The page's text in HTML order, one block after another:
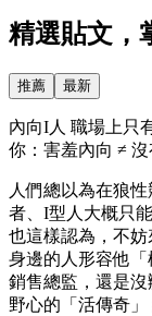
精選貼文，
推薦 最新
內向I人 職場上只
你：害羞內向 ≠
人們總以為在狼
者、I型人大概只
也這樣認為，不妨
身邊的人形容他
銷售總監，還是
野心的「活傳奇